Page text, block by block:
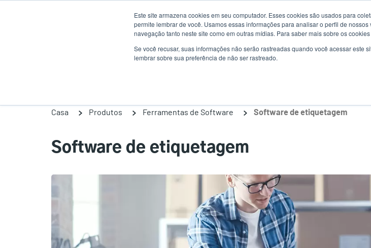
Este site armazena cookies em seu computador. Esses cookies são usados para
permite lembrar de você. Usamos essas informações para analisar o perfil de
navegação tanto neste site como em outras mídias. Para saber mais sobre os
Se você recusar, suas informações não serão rastreadas quando você acessar este
lembrar sobre sua preferência de não ser rastreado.
Produtos Soluções Serviço Suporte e
Casa Produtos Ferramentas de Software Software de etiquetagem
Software de etiquetagem